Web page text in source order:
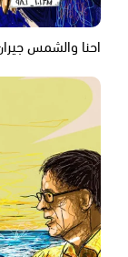
احنا والشمس جيران -